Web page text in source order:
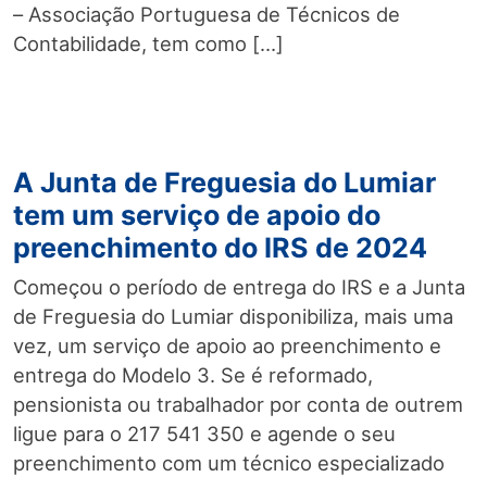
– Associação Portuguesa de Técnicos de
Contabilidade, tem como […]
A Junta de Freguesia do Lumiar
tem um serviço de apoio do
preenchimento do IRS de 2024
Começou o período de entrega do IRS e a Junta
de Freguesia do Lumiar disponibiliza, mais uma
vez, um serviço de apoio ao preenchimento e
entrega do Modelo 3. Se é reformado,
pensionista ou trabalhador por conta de outrem
ligue para o 217 541 350 e agende o seu
preenchimento com um técnico especializado